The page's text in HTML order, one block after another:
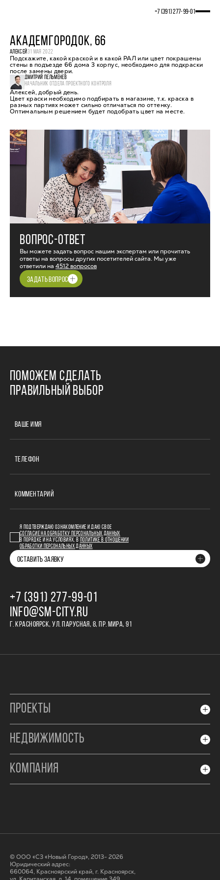
+7 (391) 277‒99‒01
АКАДЕМГОРОДОК, 66
АЛЕКСЕЙ31 МАЯ 2022
Подскажите, какой краской и в какой РАЛ или цвет покрашены
стены в подъезде 66 дома 3 корпус, необходимо для подкраски
после замены двери.
ДМИТРИЙ ПЕЛЬМЕНЕВ
НАЧАЛЬНИК ОТДЕЛА ПРОЕКТНОГО КОНТРОЛЯ
Алексей, добрый день.
Цвет краски необходимо подбирать в магазине, т.к. краска в
разных партиях может сильно отличаться по оттенку.
Оптимальным решением будет подобрать цвет на месте.
ВОПРОС-ОТВЕТ
Вы можете задать вопрос нашим экспертам или прочитать
ответы на вопросы других посетителей сайта. Мы уже
ответили на 4512 вопросов
ЗАДАТЬ ВОПРОС
ПОМОЖЕМ СДЕЛАТЬ
ПРАВИЛЬНЫЙ ВЫБОР
ВАШЕ ИМЯ
ТЕЛЕФОН
КОММЕНТАРИЙ
Я ПОДТВЕРЖДАЮ ОЗНАКОМЛЕНИЕ И ДАЮ СВОЕ
СОГЛАСИЕ НА ОБРАБОТКУ ПЕРСОНАЛЬНЫХ ДАННЫХ
В ПОРЯДКЕ И НА УСЛОВИЯХ, В
ПОЛИТИКЕ В ОТНОШЕНИИ
ОБРАБОТКИ ПЕРСОНАЛЬНЫХ ДАННЫХ
ОСТАВИТЬ ЗАЯВКУ
+7 (391) 277‒99‒01
INFO@SM-CITY.RU
Г. КРАСНОЯРСК, УЛ. ПАРУСНАЯ, 8, ПР. МИРА, 91
ПРОЕКТЫ
НЕДВИЖИМОСТЬ
КОМПАНИЯ
© ООО «СЗ «Новый Город», 2013- 2026
Юридический адрес:
660064, Красноярский край, г. Красноярск,